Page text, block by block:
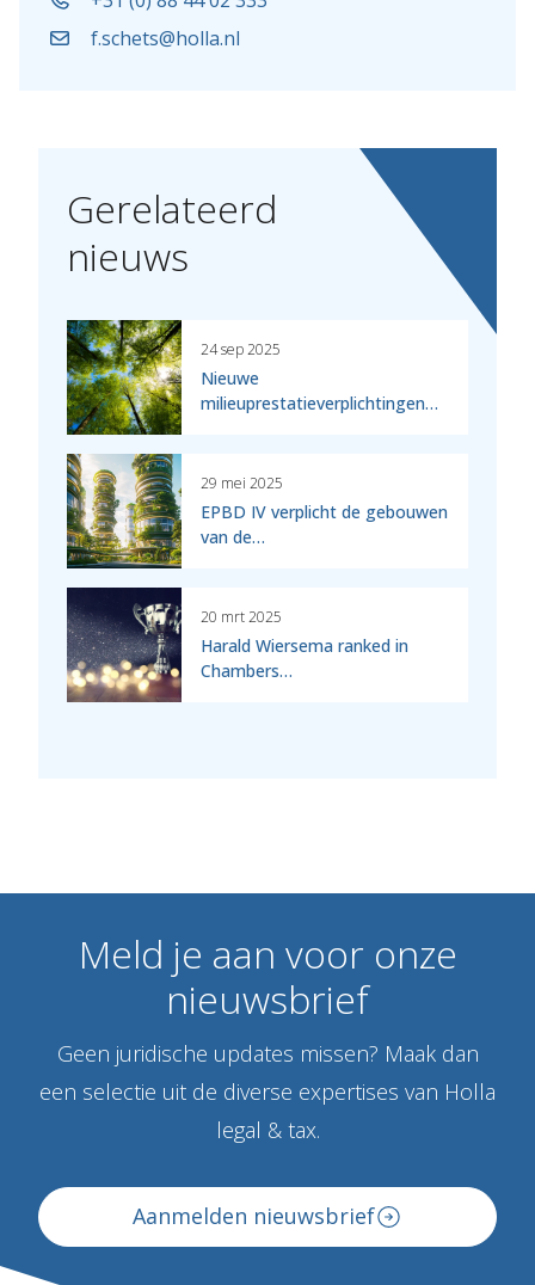
f.schets@holla.nl
Gerelateerd
nieuws
24 sep 2025
Nieuwe
milieuprestatieverplichtingen…
29 mei 2025
EPBD IV verplicht de gebouwen
van de…
20 mrt 2025
Harald Wiersema ranked in
Chambers…
Meld je aan voor onze
nieuwsbrief
Geen juridische updates missen? Maak dan
een selectie uit de diverse expertises van Holla
legal & tax.
Aanmelden nieuwsbrief